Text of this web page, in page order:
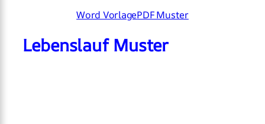
Word VorlagePDF Muster
Lebenslauf Muster